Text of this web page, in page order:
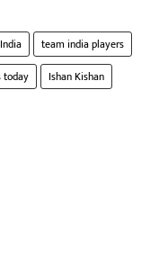
team india players
today
Ishan Kishan